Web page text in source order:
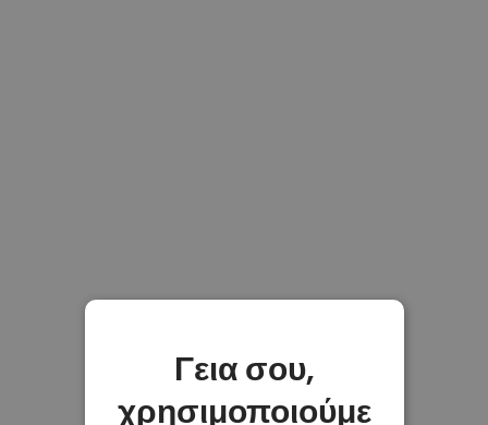
Γεια σου,
χρησιμοποιούμε